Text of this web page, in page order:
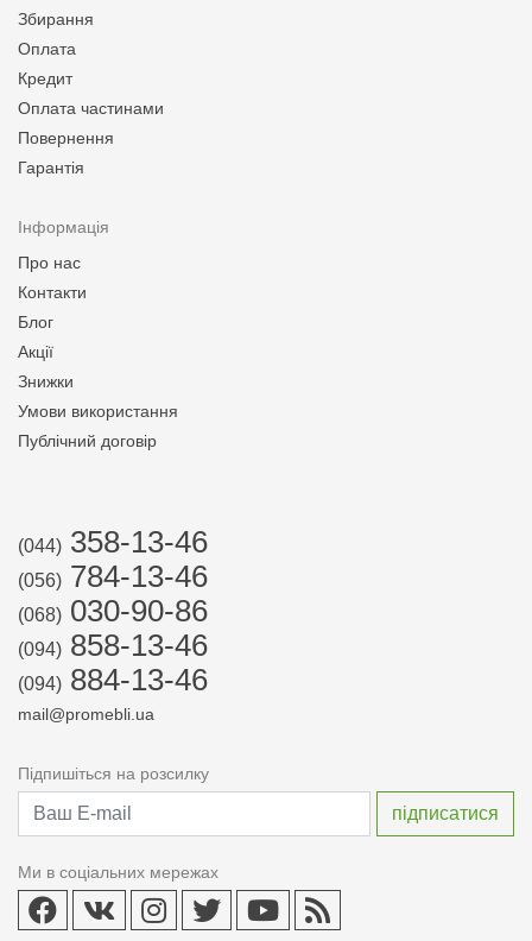
Збирання
Оплата
Кредит
Оплата частинами
Повернення
Гарантія
Інформація
Про нас
Контакти
Блог
Акції
Знижки
Умови використання
Публічний договір
(044) 358-13-46
(056) 784-13-46
(068) 030-90-86
(094) 858-13-46
(094) 884-13-46
mail@promebli.ua
Підпишіться на розсилку
Ми в соціальних мережах